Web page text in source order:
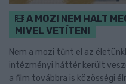
A MOZI NEM HALT
MIVEL VETÍTENI
Nem a mozi tűnt el az
intézményi háttér került
a film továbbra is közösségi